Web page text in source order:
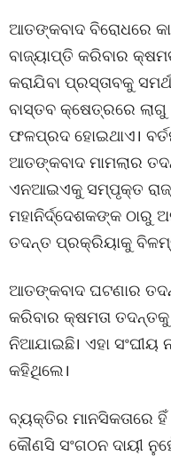
ଆତଙ୍କବାଦ ବିରୋଧରେ
ବାଜ୍ୟାପ୍ତି କରିବାର
କରାଯିବା ପ୍ରସ୍ତାବକୁ
ବାସ୍ତବ କ୍ଷେତ୍ରରେ
ଫଳପ୍ରଦ ହୋଇଥାଏ।
ଆତଙ୍କବାଦ ମାମଲାର
ଏନଆଇଏକୁ ସମ୍ପୃକ୍ତ
ମହାନିର୍ଦ୍ଦେଶକଙ୍କ ଠାରୁ
ତଦନ୍ତ ପ୍ରକ୍ରିୟାକୁ
ଆତଙ୍କବାଦ ଘଟଣାର
କରିବାର କ୍ଷମତା
ନିଆଯାଇଛି। ଏହା ସଂଘୀୟ
କହିଥିଲେ।
ବ୍ୟକ୍ତିର ମାନସିକତାରେ
କୌଣସି ସଂଗଠନ ଦାୟୀ